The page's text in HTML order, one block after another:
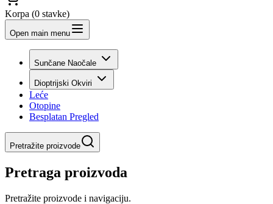
Korpa (0 stavke)
Open main menu
Sunčane Naočale
Dioptrijski Okviri
Leće
Otopine
Besplatan Pregled
Pretražite proizvode
Pretraga proizvoda
Pretražite proizvode i navigaciju.